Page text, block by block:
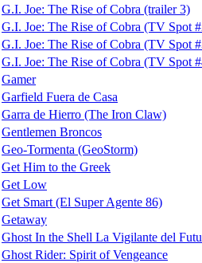
G.I. Joe: The Rise of Cobra (trailer 3)
G.I. Joe: The Rise of Cobra (TV Spot
G.I. Joe: The Rise of Cobra (TV Spot
G.I. Joe: The Rise of Cobra (TV Spot
Gamer
Garfield Fuera de Casa
Garra de Hierro (The Iron Claw)
Gentlemen Broncos
Geo-Tormenta (GeoStorm)
Get Him to the Greek
Get Low
Get Smart (El Super Agente 86)
Getaway
Ghost In the Shell La Vigilante del
Ghost Rider: Spirit of Vengeance